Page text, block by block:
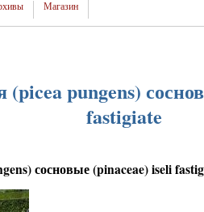
Магазин
pungens)
fastigiate
сосновые (pinaceae) iseli